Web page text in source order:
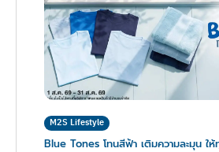
M2S Lifestyle
Blue Tones โทนสีฟ้า เติมความละมุน ใ